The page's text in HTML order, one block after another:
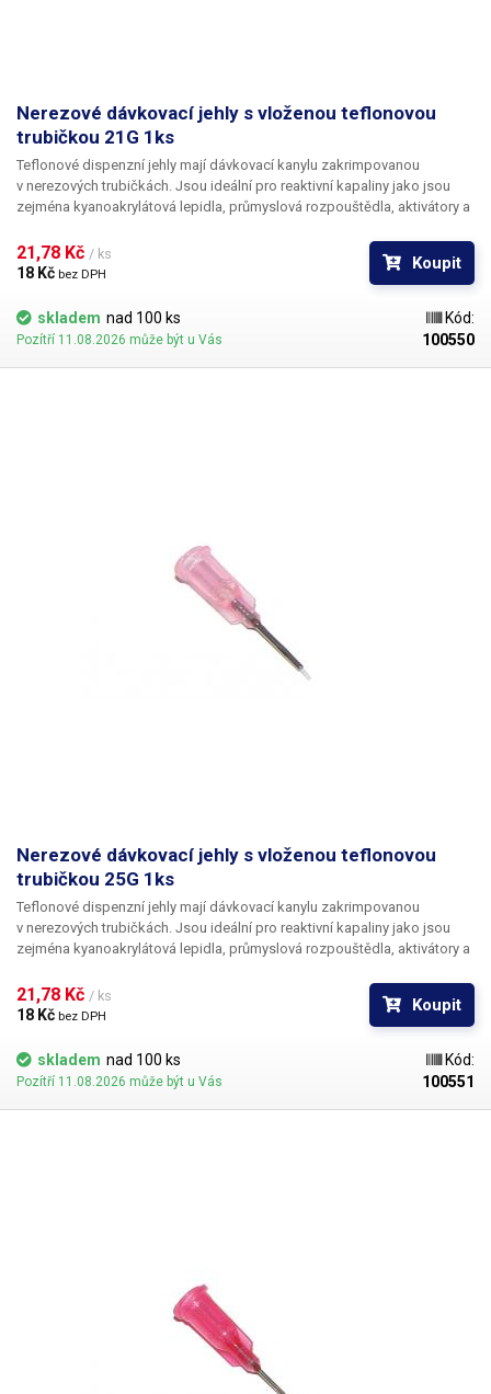
Nerezové dávkovací jehly s vloženou teflonovou
trubičkou 21G 1ks
Teflonové dispenzní jehly mají dávkovací kanylu zakrimpovanou
v nerezových trubičkách. Jsou ideální pro reaktivní kapaliny jako jsou
zejména kyanoakrylátová lepidla, průmyslová rozpouštědla, aktivátory a
vykazuje ještě lepší vlastnosti než PP. Teflonové kanyly netrpí ucpáváním
kyanoakryláty ani při nesouvislém provozu.
21,78 Kč / ks
18 Kč bez DPH
Koupit
skladem nad 100 ks
Pozítří 11.08.2026 může být u Vás
Kód:
100550
Nerezové dávkovací jehly s vloženou teflonovou
trubičkou 25G 1ks
Teflonové dispenzní jehly mají dávkovací kanylu zakrimpovanou
v nerezových trubičkách. Jsou ideální pro reaktivní kapaliny jako jsou
zejména kyanoakrylátová lepidla, průmyslová rozpouštědla, aktivátory a
vykazuje ještě lepší vlastnosti než PP. Teflonové kanyly netrpí ucpáváním
kyanoakryláty ani při nesouvislém provozu.
21,78 Kč / ks
18 Kč bez DPH
Koupit
skladem nad 100 ks
Pozítří 11.08.2026 může být u Vás
Kód:
100551